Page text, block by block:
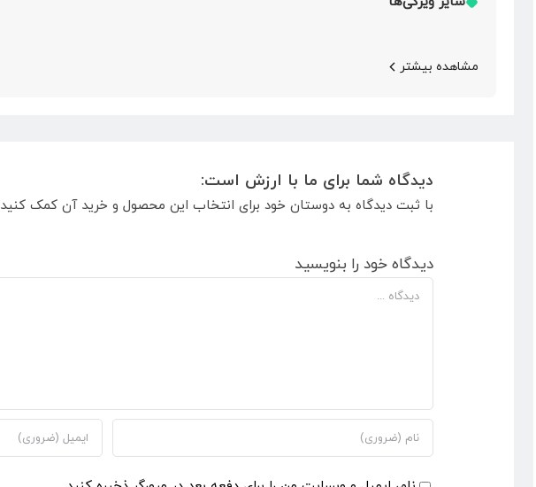
مشاهده بیشتر
دیدگاه شما برای ما با ارزش است:
با ثبت دیدگاه به دوستان خود برای انتخاب این محصول و خرید آن کمک کنید
دیدگاه خود را بنویسید
دیدگاه